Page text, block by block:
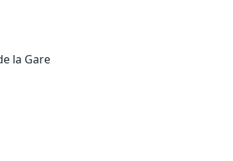
la Gare